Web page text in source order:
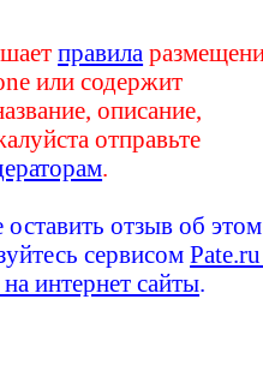
правила
или содержит
описание,
отправьте
отзыв об этом
сервисом
интернет сайты